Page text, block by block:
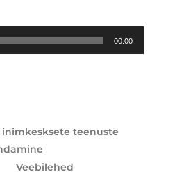
00:00
teenuste
Veebilehed